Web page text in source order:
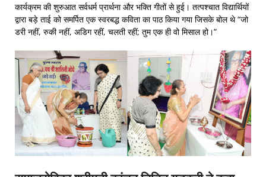
कार्यक्रम की शुरुआत सर्वधर्म प्रार्थना और भक्ति गीतों से हुई। तत्पश्चात विद्यार्थियों
द्वारा बड़े ताई को समर्पित एक स्वरबद्ध कविता का पाठ किया गया जिसके बोल थे “जो
डरी नहीं, रुकी नहीं, अडिग रहीं, चलती रहीं; तुम एक ही वो मिसाल हो।”